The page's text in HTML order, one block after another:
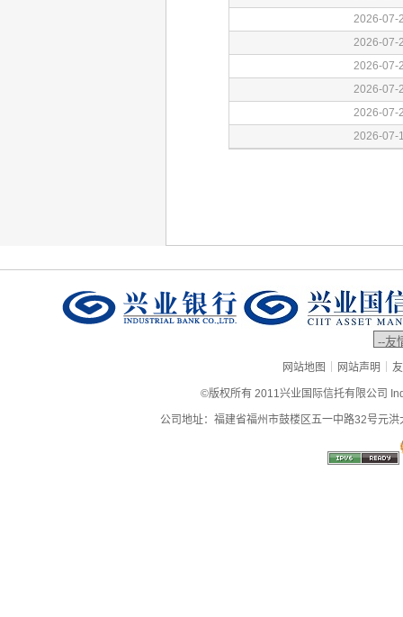
网站地图 | 网站声明 |
©版权所有 2011兴业国际信托有限公司
公司地址：福建省福州市鼓楼区五一中路32号元